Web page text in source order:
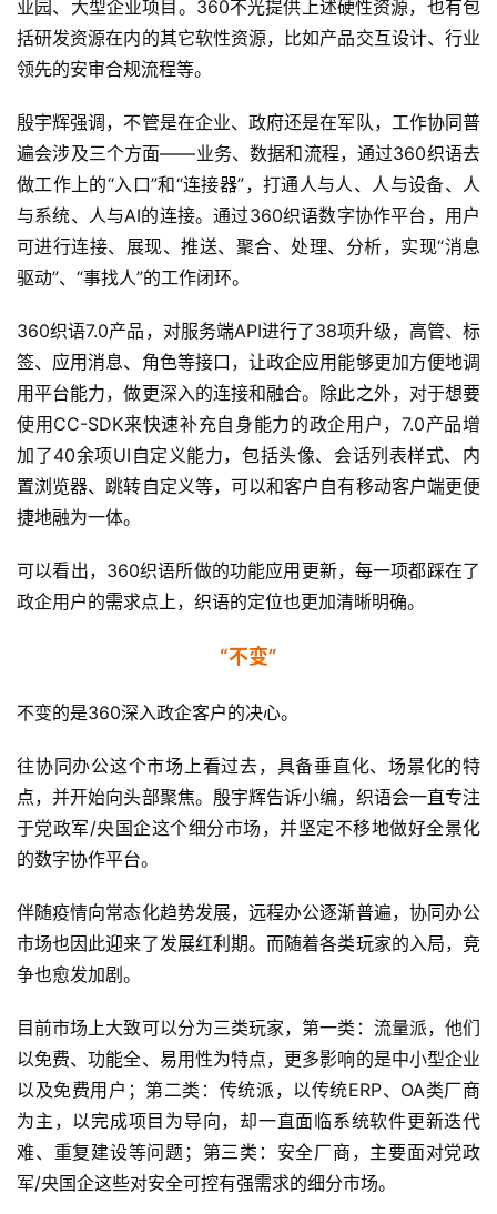
首
页
业
界
人
工
业园、大型企业项目。360不光提供上述硬性资源，也有包
括研发资源在内的其它软性资源，比如产品交互设计、行业
领先的安审合规流程等。
殷宇辉强调，不管是在企业、政府还是在军队，工作协同普
遍会涉及三个方面——业务、数据和流程，通过360织语去
做工作上的“入口”和“连接器”，打通人与人、人与设备、人
与系统、人与AI的连接。通过360织语数字协作平台，用户
可进行连接、展现、推送、聚合、处理、分析，实现“消息
驱动”、“事找人”的工作闭环。
360织语7.0产品，对服务端API进行了38项升级，高管、标
签、应用消息、角色等接口，让政企应用能够更加方便地调
用平台能力，做更深入的连接和融合。除此之外，对于想要
使用CC-SDK来快速补充自身能力的政企用户，7.0产品增
加了40余项UI自定义能力，包括头像、会话列表样式、内
置浏览器、跳转自定义等，可以和客户自有移动客户端更便
捷地融为一体。
可以看出，360织语所做的功能应用更新，每一项都踩在了
政企用户的需求点上，织语的定位也更加清晰明确。
“不变”
不变的是360深入政企客户的决心。
往协同办公这个市场上看过去，具备垂直化、场景化的特
点，并开始向头部聚焦。殷宇辉告诉小编，织语会一直专注
于党政军/央国企这个细分市场，并坚定不移地做好全景化
的数字协作平台。
伴随疫情向常态化趋势发展，远程办公逐渐普遍，协同办公
市场也因此迎来了发展红利期。而随着各类玩家的入局，竞
争也愈发加剧。
目前市场上大致可以分为三类玩家，第一类：流量派，他们
以免费、功能全、易用性为特点，更多影响的是中小型企业
以及免费用户；第二类：传统派，以传统ERP、OA类厂商
为主，以完成项目为导向，却一直面临系统软件更新迭代
难、重复建设等问题；第三类：安全厂商，主要面对党政
军/央国企这些对安全可控有强需求的细分市场。